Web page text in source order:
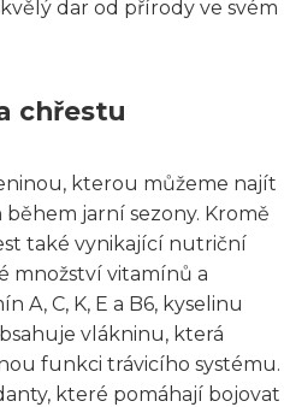
dar od přírody ve svém
chřestu
kterou můžeme najít
jarní sezony. Kromě
také vynikající nutriční
množství vitamínů a
A, C, K, E a B6, kyselinu
vlákninu, která
funkci trávicího systému.
které pomáhají bojovat